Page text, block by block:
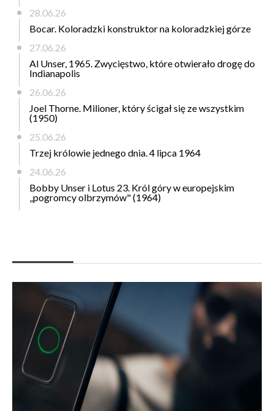
28.06.26
Bocar. Koloradzki konstruktor na koloradzkiej górze
27.06.26
Al Unser, 1965. Zwycięstwo, które otwierało drogę do
Indianapolis
26.06.26
Joel Thorne. Milioner, który ścigał się ze wszystkim
(1950)
25.06.26
Trzej królowie jednego dnia. 4 lipca 1964
24.06.26
Bobby Unser i Lotus 23. Król góry w europejskim
„pogromcy olbrzymów" (1964)